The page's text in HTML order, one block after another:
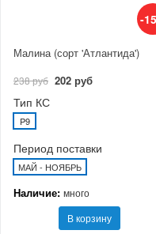
-
Малина (сорт 'Атлантида')
238 руб 202 руб
Тип КС
P9
Период поставки
МАЙ - НОЯБРЬ
Наличие: много
В корзину